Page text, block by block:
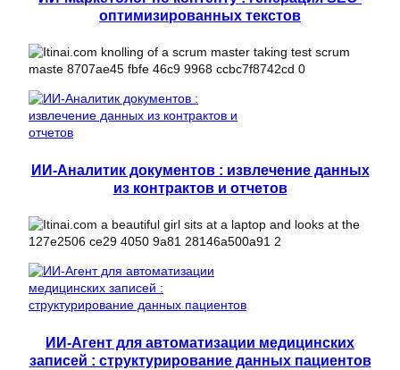
оптимизированных текстов
ИИ-Аналитик документов : извлечение данных
из контрактов и отчетов
ИИ-Агент для автоматизации медицинских
записей : структурирование данных пациентов